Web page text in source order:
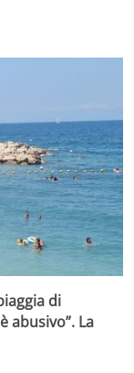
di
abusivo”. La